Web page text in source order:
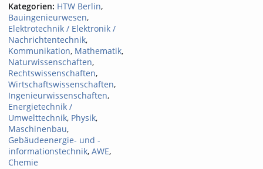
Kategorien: HTW Berlin,
Bauingenieurwesen,
Elektrotechnik / Elektronik /
Nachrichtentechnik,
Kommunikation, Mathematik,
Naturwissenschaften,
Rechtswissenschaften,
Wirtschaftswissenschaften,
Ingenieurwissenschaften,
Energietechnik /
Umwelttechnik, Physik,
Maschinenbau,
Gebäudeenergie- und -
informationstechnik, AWE,
Chemie